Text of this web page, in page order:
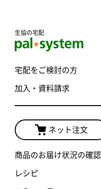
生協の宅配
宅配をご検討の方
加入・資料請求
ネット注文
商品のお届け状況の確認
レシピ